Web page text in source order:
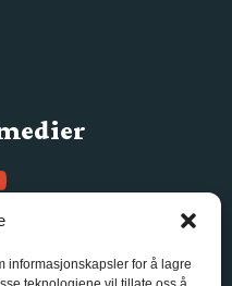
informasjonskapsler for å lagre